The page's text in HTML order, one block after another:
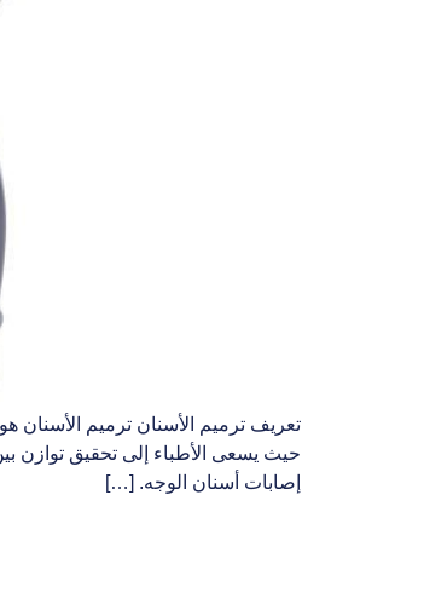
تعريف ترميم الأسنان ترميم الأسنان
حيث يسعى الأطباء إلى تحقيق توازن
إصابات أسنان الوجه. […]